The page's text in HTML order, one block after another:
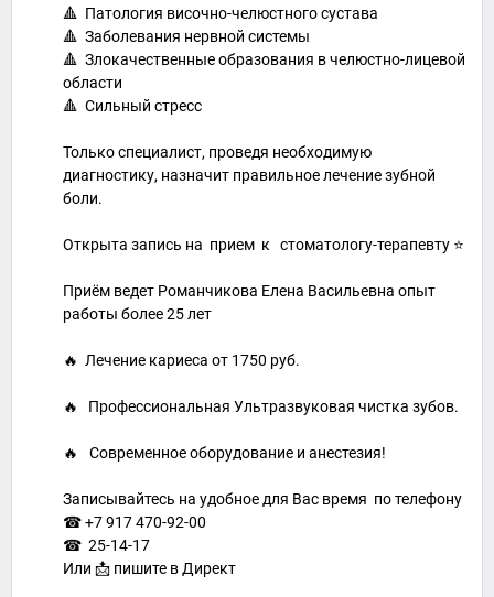
🔺 Патология височно-челюстного сустава
🔺 Заболевания нервной системы
🔺 Злокачественные образования в челюстно-лицевой
области
🔺 Сильный стресс
Только специалист, проведя необходимую
диагностику, назначит правильное лечение зубной
боли.
Открыта запись на прием к стоматологу-терапевту ⭐
Приём ведет Романчикова Елена Васильевна опыт
работы более 25 лет
🔥 Лечение кариеса от 1750 руб.
🔥 Профессиональная Ультразвуковая чистка зубов.
🔥⠀Современное оборудование и анестезия!
Записывайтесь на удобное для Вас время по телефону
☎ +7 917 470-92-00
☎ 25-14-17
Или 📩 пишите в Директ